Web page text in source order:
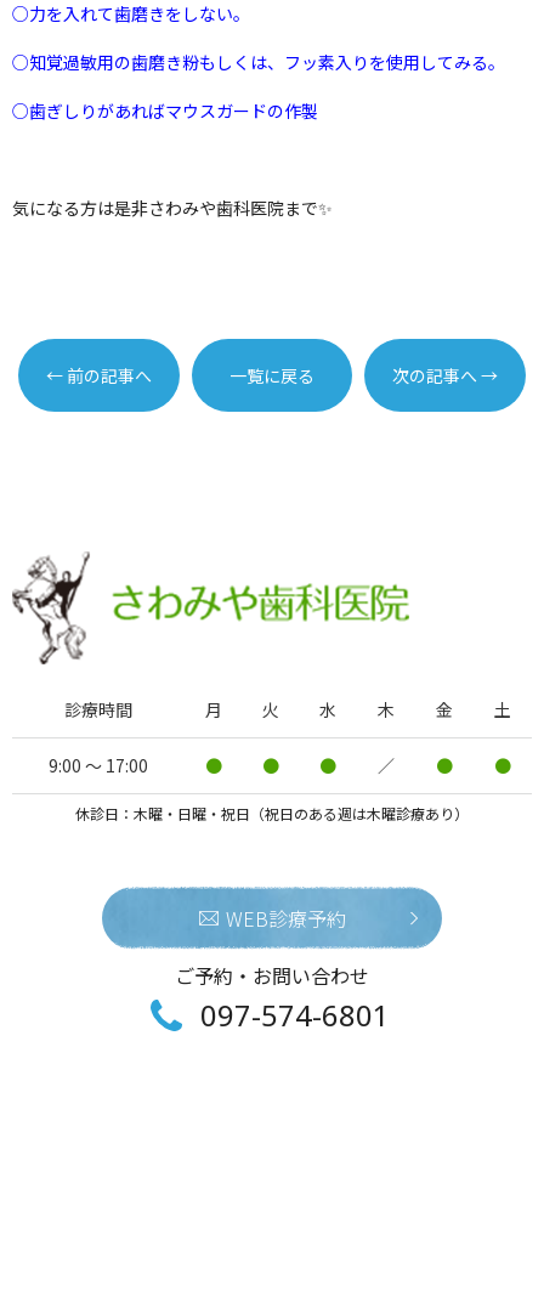
○力を入れて歯磨きをしない。
○知覚過敏用の歯磨き粉もしくは、フッ素入りを使用してみる。
○歯ぎしりがあればマウスガードの作製
気になる方は是非さわみや歯科医院まで✨️
← 前の記事へ 一覧に戻る 次の記事へ →
診療時間 月 火 水 木 金 土
9:00 ～ 17:00 ● ● ● ／ ● ●
休診日：木曜・日曜・祝日（祝日のある週は木曜診療あり）
WEB診療予約
ご予約・お問い合わせ
097-574-6801